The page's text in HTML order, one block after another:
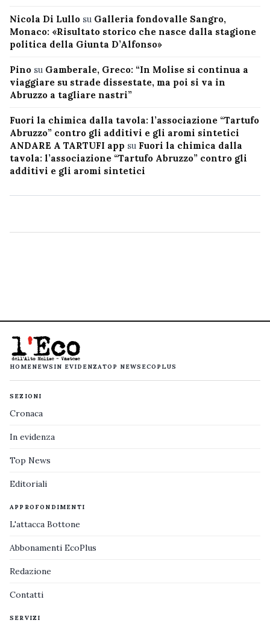
Nicola Di Lullo su Galleria fondovalle Sangro,
Monaco: «Risultato storico che nasce dalla stagione
politica della Giunta D’Alfonso»
Pino su Gamberale, Greco: “In Molise si continua a
viaggiare su strade dissestate, ma poi si va in
Abruzzo a tagliare nastri”
Fuori la chimica dalla tavola: l’associazione “Tartufo
Abruzzo” contro gli additivi e gli aromi sintetici
ANDARE A TARTUFI app su Fuori la chimica dalla
tavola: l’associazione “Tartufo Abruzzo” contro gli
additivi e gli aromi sintetici
HOMENEWS IN EVIDENZATOP NEWS ECOPLUS
SEZIONI
Cronaca
In evidenza
Top News
Editoriali
APPROFONDIMENTI
L'attacca Bottone
Abbonamenti EcoPlus
Redazione
Contatti
SERVIZI